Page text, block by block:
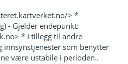
> *
- Gjelder endepunkt:
* I tillegg til andre
innsynstjenester som benytter
være ustabile i perioden..